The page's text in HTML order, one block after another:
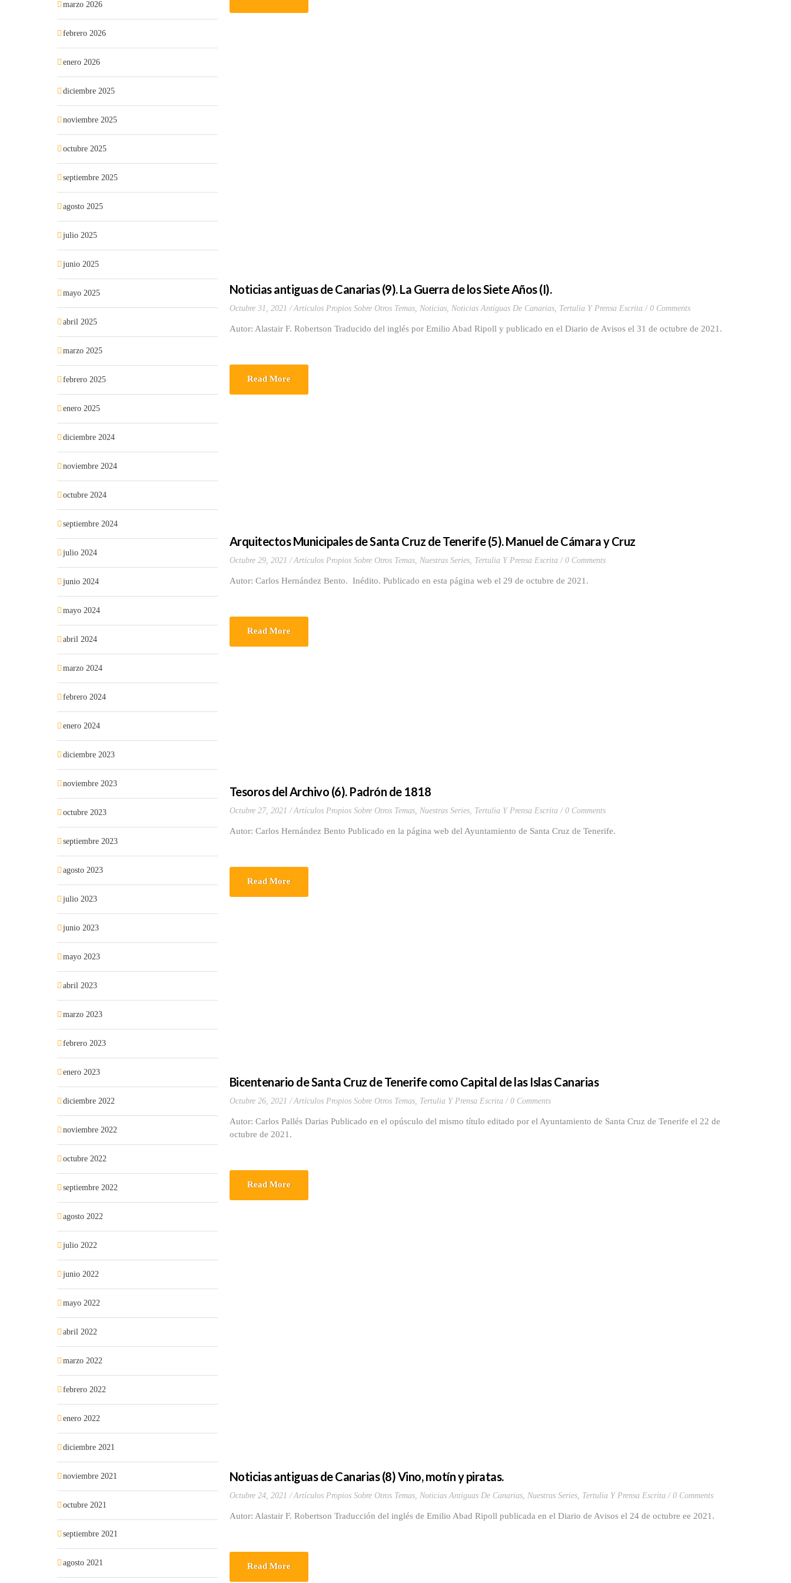
Noticias antiguas de Canarias (9). La Guerra de los Siete Años (I).
Octubre 31, 2021 Artículos Propios Sobre Otros Temas, Noticias, Noticias Antiguas De Canarias, Tertulia Y Prensa Escrita 0 Comments
Autor: Alastair F. Robertson Traducido del inglés por Emilio Abad Ripoll y publicado en el Diario de Avisos el 31 de octubre de 2021.
Read More
Arquitectos Municipales de Santa Cruz de Tenerife (5). Manuel de Cámara y Cruz
Octubre 29, 2021 Artículos Propios Sobre Otros Temas, Nuestras Series, Tertulia Y Prensa Escrita 0 Comments
Autor: Carlos Hernández Bento. Inédito. Publicado en esta página web el 29 de octubre de 2021.
Read More
Tesoros del Archivo (6). Padrón de 1818
Octubre 27, 2021 Artículos Propios Sobre Otros Temas, Nuestras Series, Tertulia Y Prensa Escrita 0 Comments
Autor: Carlos Hernández Bento Publicado en la página web del Ayuntamiento de Santa Cruz de Tenerife.
Read More
Bicentenario de Santa Cruz de Tenerife como Capital de las Islas Canarias
Octubre 26, 2021 Artículos Propios Sobre Otros Temas, Tertulia Y Prensa Escrita 0 Comments
Autor: Carlos Pallés Darias Publicado en el opúsculo del mismo título editado por el Ayuntamiento de Santa Cruz de Tenerife el 22 de
octubre de 2021.
Read More
Noticias antiguas de Canarias (8) Vino, motín y piratas.
Octubre 24, 2021 Artículos Propios Sobre Otros Temas, Noticias Antiguas De Canarias, Nuestras Series, Tertulia Y Prensa Escrita 0 Comments
Autor: Alastair F. Robertson Traducción del inglés de Emilio Abad Ripoll publicada en el Diario de Avisos el 24 de octubre ee 2021.
Read More
marzo 2026
febrero 2026
enero 2026
diciembre 2025
noviembre 2025
octubre 2025
septiembre 2025
agosto 2025
julio 2025
junio 2025
mayo 2025
abril 2025
marzo 2025
febrero 2025
enero 2025
diciembre 2024
noviembre 2024
octubre 2024
septiembre 2024
julio 2024
junio 2024
mayo 2024
abril 2024
marzo 2024
febrero 2024
enero 2024
diciembre 2023
noviembre 2023
octubre 2023
septiembre 2023
agosto 2023
julio 2023
junio 2023
mayo 2023
abril 2023
marzo 2023
febrero 2023
enero 2023
diciembre 2022
noviembre 2022
octubre 2022
septiembre 2022
agosto 2022
julio 2022
junio 2022
mayo 2022
abril 2022
marzo 2022
febrero 2022
enero 2022
diciembre 2021
noviembre 2021
octubre 2021
septiembre 2021
agosto 2021